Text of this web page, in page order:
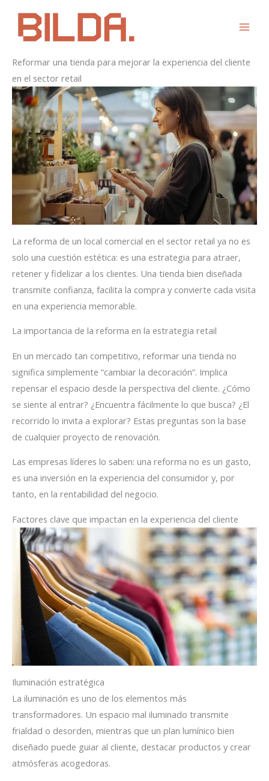
contenido
Reformar una tienda para mejorar la experiencia del cliente
en el sector retail
La reforma de un local comercial en el sector retail ya no es
solo una cuestión estética: es una estrategia para atraer,
retener y fidelizar a los clientes. Una tienda bien diseñada
transmite confianza, facilita la compra y convierte cada visita
en una experiencia memorable.
La importancia de la reforma en la estrategia retail
En un mercado tan competitivo, reformar una tienda no
significa simplemente “cambiar la decoración”. Implica
repensar el espacio desde la perspectiva del cliente. ¿Cómo
se siente al entrar? ¿Encuentra fácilmente lo que busca? ¿El
recorrido lo invita a explorar? Estas preguntas son la base
de cualquier proyecto de renovación.
Las empresas líderes lo saben: una reforma no es un gasto,
es una inversión en la experiencia del consumidor y, por
tanto, en la rentabilidad del negocio.
Factores clave que impactan en la experiencia del cliente
Iluminación estratégica
La iluminación es uno de los elementos más
transformadores. Un espacio mal iluminado transmite
frialdad o desorden, mientras que un plan lumínico bien
diseñado puede guiar al cliente, destacar productos y crear
atmósferas acogedoras.